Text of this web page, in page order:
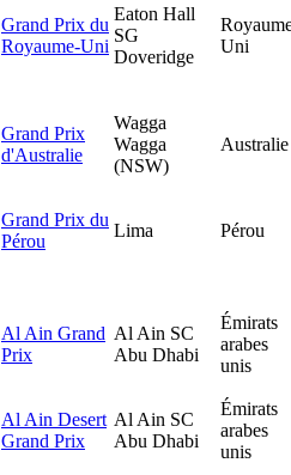
Grand Prix du
Royaume-Uni
Eaton Hall
SG
Doveridge
Uni
Grand Prix
d'Australie
Wagga
Wagga
(NSW)
Australie
Grand Prix du
Pérou
Lima Pérou
Al Ain Grand
Prix
Al Ain SC
Abu Dhabi
Émirats
arabes
unis
Al Ain Desert
Grand Prix
Al Ain SC
Abu Dhabi
Émirats
arabes
unis